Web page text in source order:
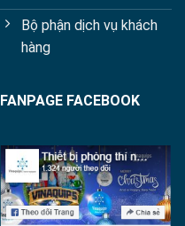
Bộ phận dịch vụ khách
hàng
FANPAGE FACEBOOK